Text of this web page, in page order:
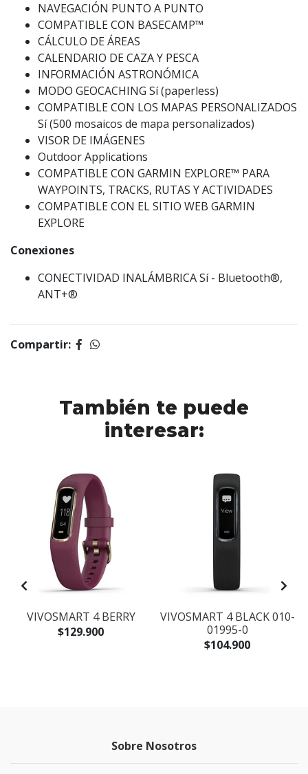
NAVEGACIÓN PUNTO A PUNTO
COMPATIBLE CON BASECAMP™
CÁLCULO DE ÁREAS
CALENDARIO DE CAZA Y PESCA
INFORMACIÓN ASTRONÓMICA
MODO GEOCACHING Sí (paperless)
COMPATIBLE CON LOS MAPAS PERSONALIZADOS
Sí (500 mosaicos de mapa personalizados)
VISOR DE IMÁGENES
Outdoor Applications
COMPATIBLE CON GARMIN EXPLORE™ PARA
WAYPOINTS, TRACKS, RUTAS Y ACTIVIDADES
COMPATIBLE CON EL SITIO WEB GARMIN
EXPLORE
Conexiones
CONECTIVIDAD INALÁMBRICA Sí - Bluetooth®,
ANT+®
Compartir:
También te puede
interesar:
VIVOSMART 4 BERRY
$129.900
VIVOSMART 4 BLACK 010-
01995-0
$104.900
Sobre Nosotros